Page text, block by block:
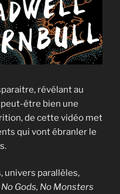
révélant au
être bien une
de cette vidéo met
qui vont ébranler le
univers parallèles,
No Gods, No Monsters